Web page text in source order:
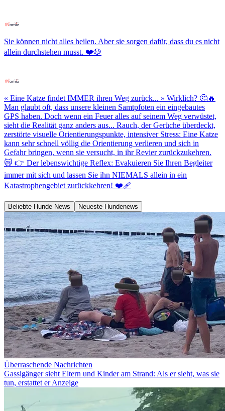
Sie können nicht alles heilen. Aber sie sorgen dafür, dass du es nicht
allein durchstehen musst. ❤️🐶
« Eine Katze findet IMMER ihren Weg zurück... » Wirklich? 🤔🔥
Man glaubt oft, dass unsere kleinen Samtpfoten ein eingebautes
GPS haben. Doch wenn ein Feuer alles auf seinem Weg verwüstet,
sieht die Realität ganz anders aus... Rauch, der Gerüche überdeckt,
zerstörte visuelle Orientierungspunkte, intensiver Stress: Eine Katze
kann sehr schnell völlig die Orientierung verlieren und sich in
Gefahr bringen, wenn sie versucht, in ihr Revier zurückzukehren.
😿 👉 Der lebenswichtige Reflex: Evakuieren Sie Ihren Begleiter
immer mit sich und lassen Sie ihn NIEMALS allein in ein
Katastrophengebiet zurückkehren! ❤️‍🩹
Beliebte Hunde-News Neueste Hundenews
Überraschende Nachrichten
Gassigänger sieht Eltern und Kinder am Strand: Als er sieht, was sie
tun, erstattet er Anzeige